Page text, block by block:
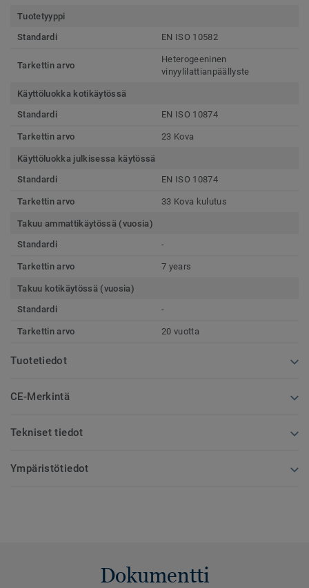
Tuotetyyppi
Standardi
EN ISO 10582
Tarkettin arvo
Heterogeeninen
vinyylilattianpäällyste
Käyttöluokka kotikäytössä
Standardi
EN ISO 10874
Tarkettin arvo 23 Kova
Käyttöluokka julkisessa käytössä
Standardi
EN ISO 10874
Tarkettin arvo 33 Kova kulutus
Takuu ammattikäytössä (vuosia)
Standardi
-
Tarkettin arvo 7 years
Takuu kotikäytössä (vuosia)
Standardi
-
Tarkettin arvo 20 vuotta
Tuotetiedot
CE-Merkintä
Tekniset tiedot
Ympäristötiedot
Dokumentti